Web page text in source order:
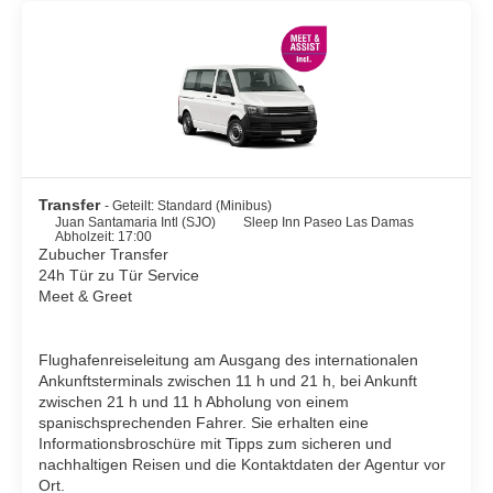
Restaurants, Bars, Diskotheken und Kasinos. Zudem bieten sich
durch die Nähe zu Vulkanen, Nationalparks, Flüssen und
Wasserfällen sehr interessante Ausflüge an.
Transfer - Geteilt: Standard (Minibus)
Juan Santamaria Intl (SJO)
Sleep Inn Paseo Las Damas
Abholzeit: 17:00
Zubucher Transfer
24h Tür zu Tür Service
Meet & Greet
Flughafenreiseleitung am Ausgang des internationalen
Ankunftsterminals zwischen 11 h und 21 h, bei Ankunft
zwischen 21 h und 11 h Abholung von einem
spanischsprechenden Fahrer. Sie erhalten eine
Informationsbroschüre mit Tipps zum sicheren und
nachhaltigen Reisen und die Kontaktdaten der Agentur vor
Ort.